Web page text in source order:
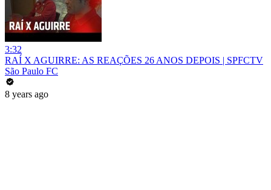
3:32
RAÍ X AGUIRRE: AS REAÇÕES 26 ANOS DEPOIS | SPFCTV
São Paulo FC
8 years ago